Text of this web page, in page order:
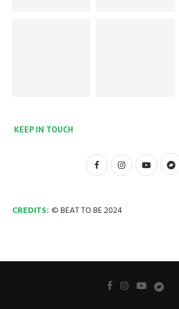
KEEP IN TOUCH
CREDITS: © BEAT TO BE 2024